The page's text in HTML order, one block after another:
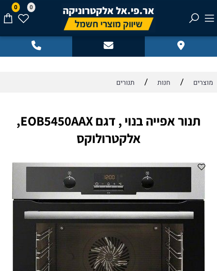
0 0
מוצרים / חנות / תנורים
תנור אפייה בנוי , דגם EOB5450AAX,
אלקטרולוקס